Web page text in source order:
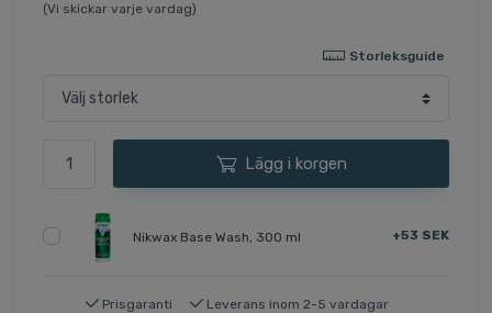
(Vi skickar varje vardag)
Storleksguide
Lägg i korgen
Nikwax Base Wash, 300 ml +53 SEK
Prisgaranti
Leverans inom 2-5 vardagar